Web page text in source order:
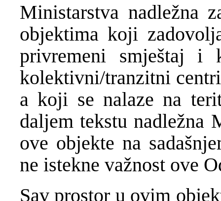
Ministarstva nadležna
objektima koji
privremeni smještaj i
kolektivni/tranzitni
a koji se nalaze na
daljem tekstu nadležna
ove objekte na
ne istekne važnost ove
Sav prostor u ovim